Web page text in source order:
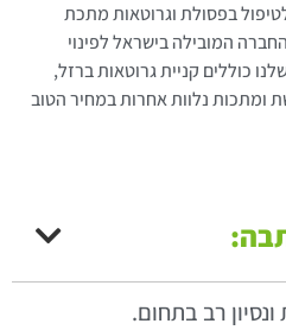
בפסולת וגרוטאות מתכת
המובילה בישראל לפינוי
כוללים קניית גרוטאות ברזל,
ומתכות נלוות אחרות במחיר הטוב
רב בתחום.